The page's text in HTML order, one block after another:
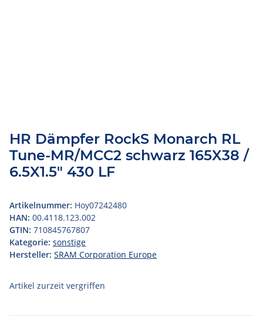
HR Dämpfer RockS Monarch RL
Tune-MR/MCC2 schwarz 165X38 /
6.5X1.5" 430 LF
Artikelnummer: Hoy07242480
HAN: 00.4118.123.002
GTIN: 710845767807
Kategorie: sonstige
Hersteller: SRAM Corporation Europe
Artikel zurzeit vergriffen